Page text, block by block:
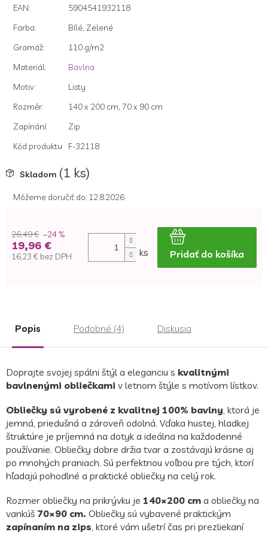
EAN:
5904541932118
Farba:
Bílé, Zelené
Gramáž:
110 g/m2
Materiál:
Bavlna
Motiv:
Listy
Rozměr:
140 x 200 cm, 70 x 90 cm
Zapínání:
Zip
Kód produktu
F-32118
Skladom (1 ks)
Môžeme doručiť do: 12.8.2026
26,49 € –24 %
19,96 €
16,23 € bez DPH ks Pridať do košíka
Popis Podobné (4) Diskusia
Doprajte svojej spálni štýl a eleganciu s kvalitnými
bavlnenými obliečkami v letnom štýle s motívom lístkov.
Obliečky sú vyrobené z kvalitnej 100% bavlny , ktorá je
jemná, priedušná a zároveň odolná. Vďaka hustej, hladkej
štruktúre je príjemná na dotyk a ideálna na každodenné
používanie. Obliečky dobre držia tvar a zostávajú krásne aj
po mnohých praniach. Sú perfektnou voľbou pre tých, ktorí
hľadajú pohodlné a praktické obliečky na celý rok.
Rozmer obliečky na prikrývku je 140×200 cm a obliečky na
vankúš 70×90 cm. Obliečky sú vybavené praktickým
zapínaním na zips , ktoré vám ušetrí čas pri prezliekaní